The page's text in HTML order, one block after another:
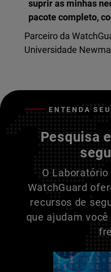
suprir as minhas
pacote completo,
Parceiro da
Universidade
ENTENDA
Pesquisa
O
WatchGuard
recursos de
que ajudam